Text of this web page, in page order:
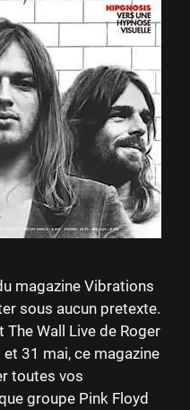
magazine Vibrations
sous aucun pretexte.
Wall Live de Roger
31 mai, ce magazine
toutes vos
groupe Pink Floyd